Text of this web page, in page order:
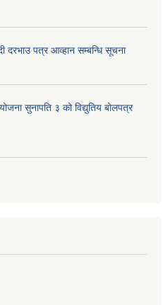
दरभाउ पत्र आव्हान सम्बन्धि सूचना
सुनापति ३ को विद्युतिय बोलपत्र